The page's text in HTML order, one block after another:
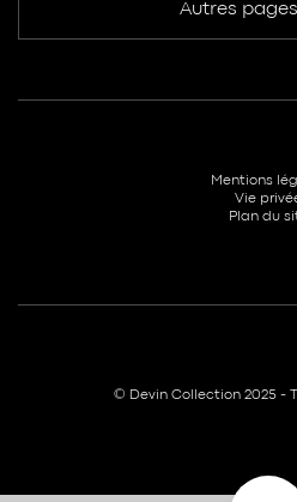
Autres pages
© Devin Collection 2025 -
Mentions
Vie
Plan du